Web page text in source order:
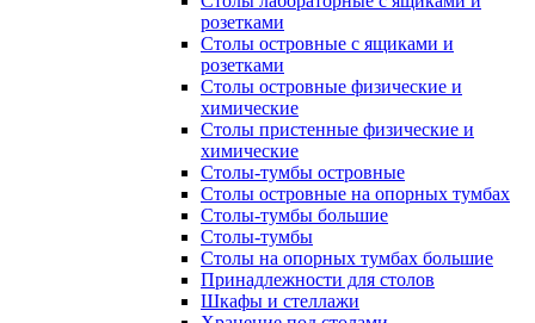
розетками
Столы островные с ящиками и
розетками
Столы островные физические и
химические
Столы пристенные физические и
химические
Столы-тумбы островные
Столы островные на опорных тумбах
Столы-тумбы большие
Столы-тумбы
Столы на опорных тумбах большие
Принадлежности для столов
Шкафы и стеллажи